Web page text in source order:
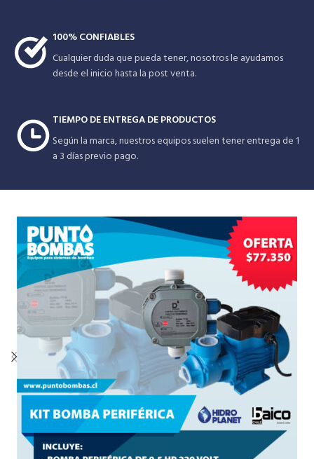
100% CONFIABLES
Cualquier duda que pueda tener, nosotros le ayudamos
desde el inicio hasta la post venta.
TIEMPO DE ENTREGA DE PRODUCTOS
Según la marca, nuestros equipos suelen tener entrega de 1
a 3 días previo pago.